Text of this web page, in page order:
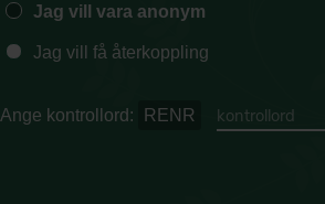
Jag vill vara anonym
Jag vill få återkoppling
Ange kontrollord: RENR